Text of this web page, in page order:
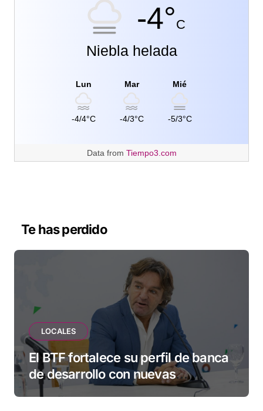
-4°C
Niebla helada
Lun
-4/4°C
Mar
-4/3°C
Mié
-5/3°C
Data from Tiempo3.com
Te has perdido
LOCALES
El BTF fortalece su perfil de banca
de desarrollo con nuevas
herramientas para familias y